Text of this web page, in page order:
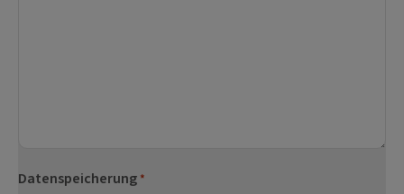
Datenspeicherung *